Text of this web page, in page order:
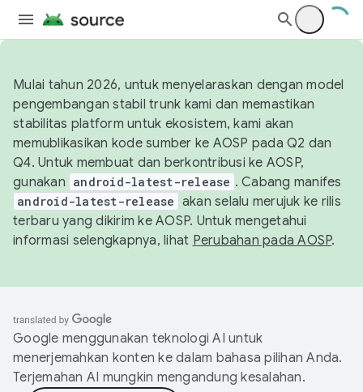
Mulai tahun 2026, untuk menyelaraskan dengan model
pengembangan stabil trunk kami dan memastikan
stabilitas platform untuk ekosistem, kami akan
memublikasikan kode sumber ke AOSP pada Q2 dan
Q4. Untuk membuat dan berkontribusi ke AOSP,
gunakan android-latest-release . Cabang manifes
android-latest-release akan selalu merujuk ke rilis
terbaru yang dikirim ke AOSP. Untuk mengetahui
informasi selengkapnya, lihat Perubahan pada AOSP.
Google menggunakan teknologi AI untuk
menerjemahkan konten ke dalam bahasa pilihan Anda.
Terjemahan AI mungkin mengandung kesalahan.